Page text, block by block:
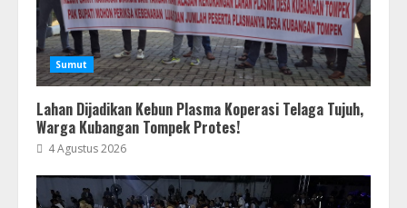
Sumut
Lahan Dijadikan Kebun Plasma Koperasi Telaga Tujuh,
Warga Kubangan Tompek Protes!
4 Agustus 2026